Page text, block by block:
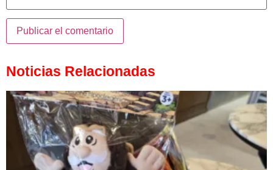
Noticias Relacionadas